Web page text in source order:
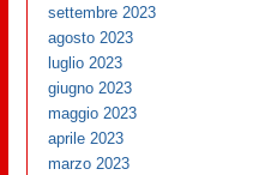
settembre 2023
agosto 2023
luglio 2023
giugno 2023
maggio 2023
aprile 2023
marzo 2023